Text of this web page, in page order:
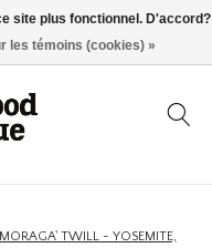
TWILL - YOSEMITE,
site plus fonctionnel. D'accord?
les témoins (cookies) »